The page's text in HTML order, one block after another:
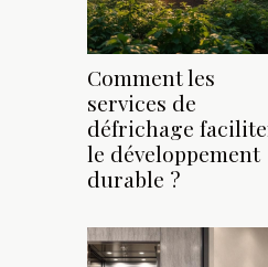
Comment les
services de
défrichage
le développement
durable ?